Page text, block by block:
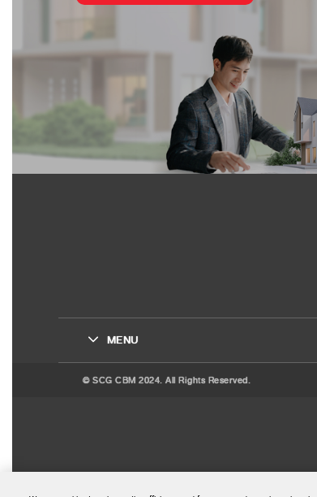
MENU
© SCG CBM 2024. All Rights Reserved.